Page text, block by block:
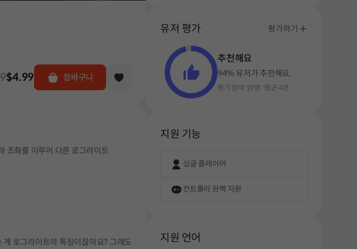
$4.99 장바구니
조화를 이루어 다른 로그라이트
로그라이트의 특징이잖아요? 그래도
#횡스크롤
유저 평가 평가하기
추천해요
94% 유저가 추천해요.
평가 참여 19명 평균 4분
지원 기능
싱글 플레이어
컨트롤러 완벽 지원
지원 언어